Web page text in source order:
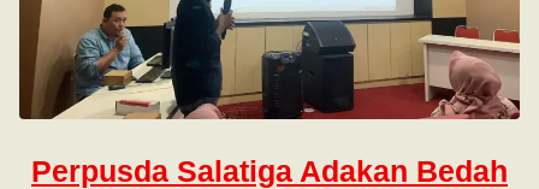
Perpusda Salatiga Adakan Bedah